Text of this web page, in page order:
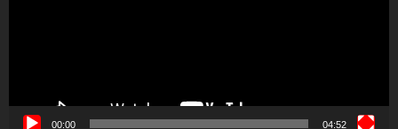
00:00 04:52